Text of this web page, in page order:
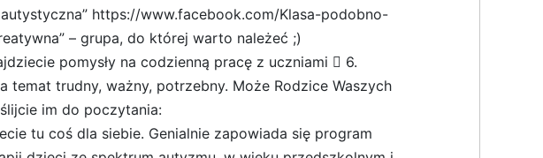
https://www.facebook.com/Klasa-podobno-
– grupa, do której warto należeć ;)
pomysły na codzienną pracę z uczniami  6.
trudny, ważny, potrzebny. Może Rodzice Waszych
im do poczytania:
tu coś dla siebie. Genialnie zapowiada się program